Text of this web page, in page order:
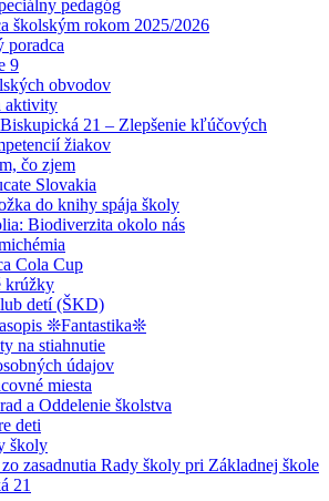
pedagóg
školským rokom 2025/2026
poradca
9
obvodov
aktivity
21 – Zlepšenie kľúčových
žiakov
čo zjem
Slovakia
do knihy spája školy
Biodiverzita okolo nás
Cola Cup
krúžky
detí (ŠKD)
❊Fantastika❊
na stiahnutie
údajov
miesta
a Oddelenie školstva
deti
školy
zasadnutia Rady školy pri Základnej škole
21